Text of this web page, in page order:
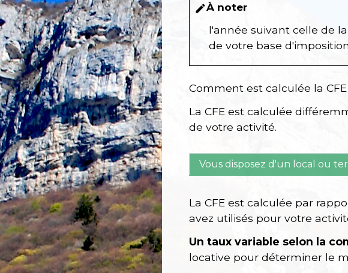
editÀ noter
l'année suivant celle de la
de votre base d'imposition
Comment est calculée la CFE
La CFE est calculée
de votre activité.
Vous disposez d'un local ou
La CFE est calculée par
avez utilisés pour votre
Un taux variable selon la
locative pour déterminer le